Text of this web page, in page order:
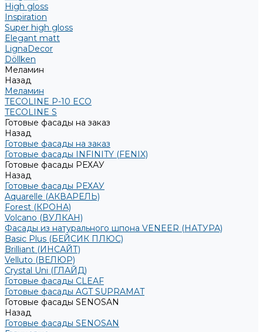
High gloss
Inspiration
Super high gloss
Elegant matt
LignaDecor
Döllken
Меламин
Назад
Меламин
TECOLINE P-10 ECO
TECOLINE S
Готовые фасады на заказ
Назад
Готовые фасады на заказ
Готовые фасады INFINITY (FENIX)
Готовые фасады РЕХАУ
Назад
Готовые фасады РЕХАУ
Aquarelle (АКВАРЕЛЬ)
Forest (КРОНА)
Volcano (ВУЛКАН)
Фасады из натурального шпона VENEER (НАТУРА)
Basic Plus (БЕЙСИК ПЛЮС)
Brilliant (ИНСАЙТ)
Velluto (ВЕЛЮР)
Crystal Uni (ГЛАЙД)
Готовые фасады CLEAF
Готовые фасады AGT SUPRAMAT
Готовые фасады SENOSAN
Назад
Готовые фасады SENOSAN